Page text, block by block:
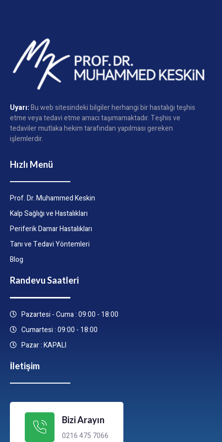
Uyarı:Bu web sitesindeki bilgiler herhangi bir hastalığı teşhis
etme veya tedavi etme amacı taşımamaktadır. Teşhis ve
tedaviler mutlaka hekim tarafından yapılması gereken
işlemlerdir.
Hızlı Menü
Prof. Dr. Muhammed Keskin
Kalp Sağlığı ve Hastalıkları
Periferik Damar Hastalıkları
Tanı ve Tedavi Yöntemleri
Blog
Randevu Saatleri
Pazartesi - Cuma : 09:00 - 18:00
Cumartesi : 09:00 - 18:00
Pazar : KAPALI
İletişim
Bizi Arayın
0216 475 7066